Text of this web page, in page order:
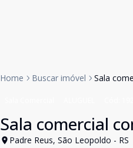
Home Buscar imóvel Sala
Sala comercial
Padre Reus, São Leopoldo - RS